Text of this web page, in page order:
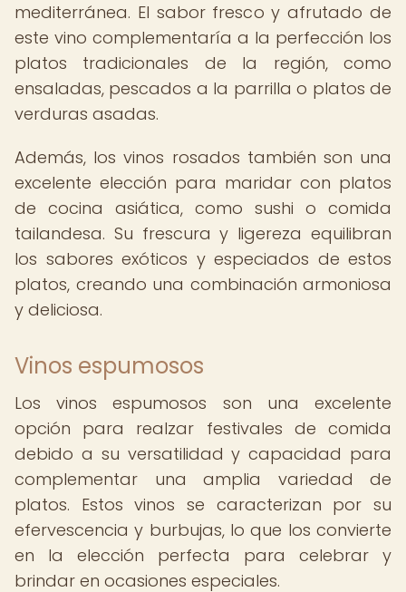
mediterránea. El sabor fresco y afrutado de
este vino complementaría a la perfección los
platos tradicionales de la región, como
ensaladas, pescados a la parrilla o platos de
verduras asadas.
Además, los vinos rosados también son una
excelente elección para maridar con platos
de cocina asiática, como sushi o comida
tailandesa. Su frescura y ligereza equilibran
los sabores exóticos y especiados de estos
platos, creando una combinación armoniosa
y deliciosa.
Vinos espumosos
Los vinos espumosos son una excelente
opción para realzar festivales de comida
debido a su versatilidad y capacidad para
complementar una amplia variedad de
platos. Estos vinos se caracterizan por su
efervescencia y burbujas, lo que los convierte
en la elección perfecta para celebrar y
brindar en ocasiones especiales.